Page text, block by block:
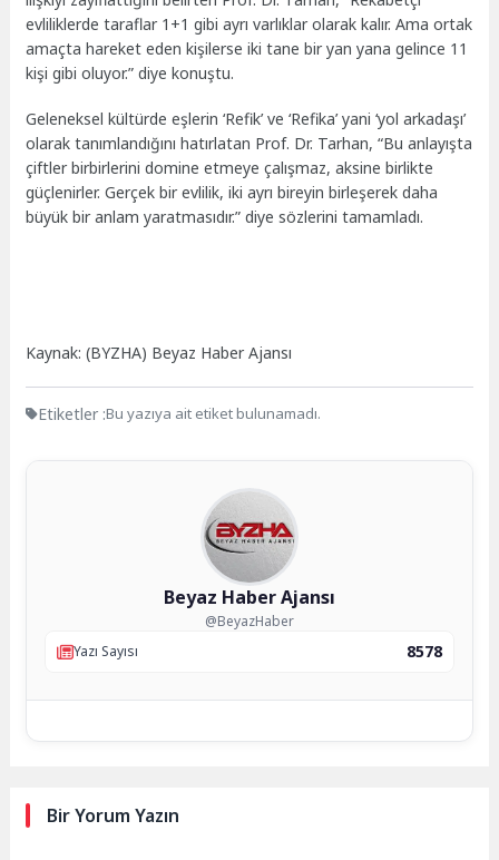
evliliklerde taraflar 1+1 gibi ayrı varlıklar olarak kalır. Ama ortak
amaçta hareket eden kişilerse iki tane bir yan yana gelince 11
kişi gibi oluyor.” diye konuştu.
Geleneksel kültürde eşlerin ‘Refik’ ve ‘Refika’ yani ‘yol arkadaşı’
olarak tanımlandığını hatırlatan Prof. Dr. Tarhan, “Bu anlayışta
çiftler birbirlerini domine etmeye çalışmaz, aksine birlikte
güçlenirler. Gerçek bir evlilik, iki ayrı bireyin birleşerek daha
büyük bir anlam yaratmasıdır.” diye sözlerini tamamladı.
Kaynak: (BYZHA) Beyaz Haber Ajansı
Etiketler :Bu yazıya ait etiket bulunamadı.
Beyaz Haber Ajansı
@BeyazHaber
Yazı Sayısı
8578
Bir Yorum Yazın